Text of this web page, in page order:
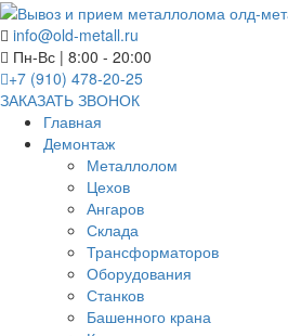
info@old-metall.ru
Пн-Вс | 8:00 - 20:00
+7 (910) 478-20-25
ЗАКАЗАТЬ ЗВОНОК
Главная
Демонтаж
Металлолом
Цехов
Ангаров
Склада
Трансформаторов
Оборудования
Станков
Башенного крана